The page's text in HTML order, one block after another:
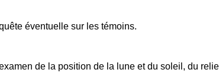
éventuelle sur les témoins.
de la position de la lune et du soleil, du